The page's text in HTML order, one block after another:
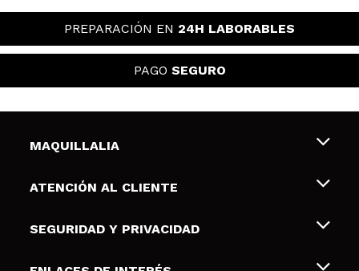
PREPARACIÓN EN 24H LABORABLES
PAGO SEGURO
MAQUILLALIA
Sobre nosotros
Tarjetas de Regalo
ATENCIÓN AL CLIENTE
Envíos y devoluciones
SEGURIDAD Y PRIVACIDAD
Terminos y condiciones de uso